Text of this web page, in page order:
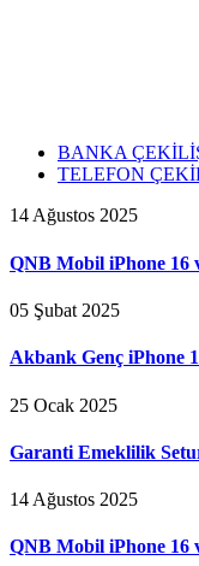
BANKA
TELEFON
14 Ağustos 2025
QNB Mobil iPhone 16
05 Şubat 2025
Akbank Genç iPhone
25 Ocak 2025
Garanti Emeklilik
14 Ağustos 2025
QNB Mobil iPhone 16